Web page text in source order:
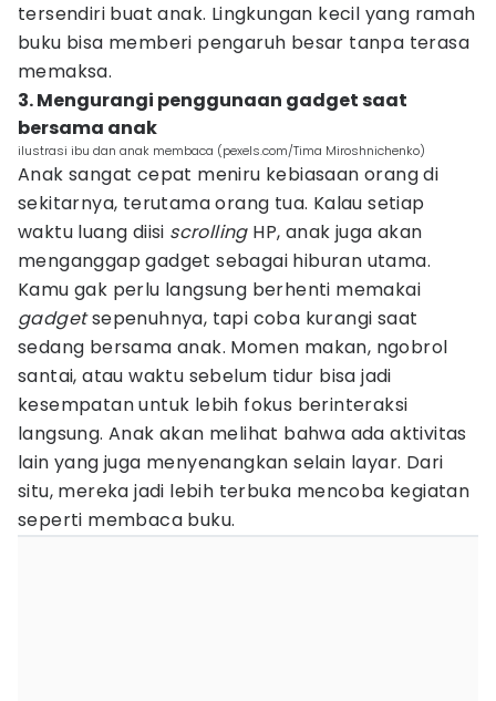
tersendiri buat anak. Lingkungan kecil yang ramah
buku bisa memberi pengaruh besar tanpa terasa
memaksa.
3. Mengurangi penggunaan gadget saat
bersama anak
ilustrasi ibu dan anak membaca (pexels.com/Tima Miroshnichenko)
Anak sangat cepat meniru kebiasaan orang di
sekitarnya, terutama orang tua. Kalau setiap
waktu luang diisi scrollingHP, anak juga akan
menganggap gadget sebagai hiburan utama.
Kamu gak perlu langsung berhenti memakai
gadgetsepenuhnya, tapi coba kurangi saat
sedang bersama anak. Momen makan, ngobrol
santai, atau waktu sebelum tidur bisa jadi
kesempatan untuk lebih fokus berinteraksi
langsung. Anak akan melihat bahwa ada aktivitas
lain yang juga menyenangkan selain layar. Dari
situ, mereka jadi lebih terbuka mencoba kegiatan
seperti membaca buku.